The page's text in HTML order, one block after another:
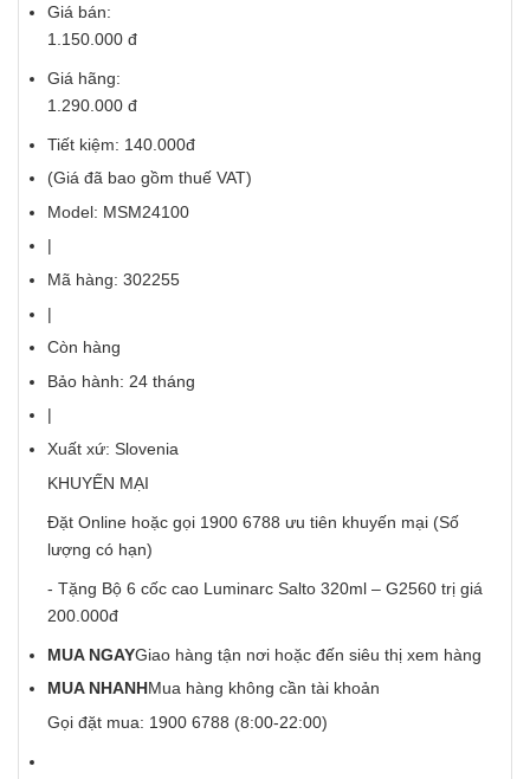
Giá bán:
1.150.000 đ
Giá hãng:
1.290.000 đ
Tiết kiệm: 140.000đ
(Giá đã bao gồm thuế VAT)
Model: MSM24100
|
Mã hàng: 302255
|
Còn hàng
Bảo hành: 24 tháng
|
Xuất xứ: Slovenia
KHUYẾN MẠI
Đặt Online hoặc gọi 1900 6788 ưu tiên khuyến mại (Số
lượng có hạn)
- Tặng Bộ 6 cốc cao Luminarc Salto 320ml – G2560 trị giá
200.000đ
MUA NGAYGiao hàng tận nơi hoặc đến siêu thị xem hàng
MUA NHANHMua hàng không cần tài khoản
Gọi đặt mua: 1900 6788 (8:00-22:00)